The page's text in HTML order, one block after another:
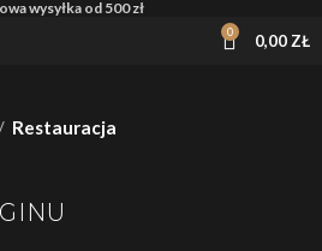
wysyłka od 500 zł
0 0,00 ZŁ
Restauracja